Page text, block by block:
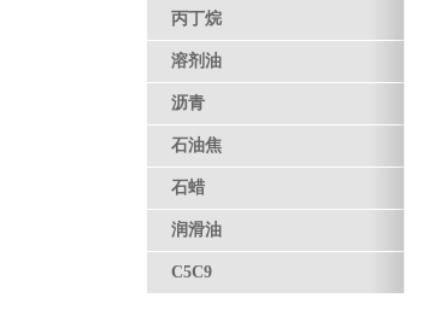
丙丁烷
溶剂油
沥青
石油焦
石蜡
润滑油
C5C9